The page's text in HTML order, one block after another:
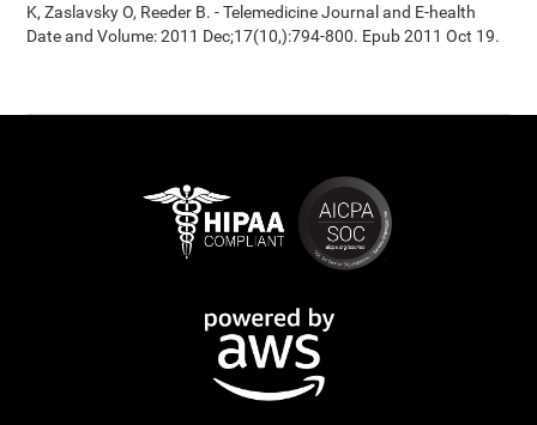
K, Zaslavsky O, Reeder B. - Telemedicine Journal and E-health
Date and Volume: 2011 Dec;17(10,):794-800. Epub 2011 Oct 19.